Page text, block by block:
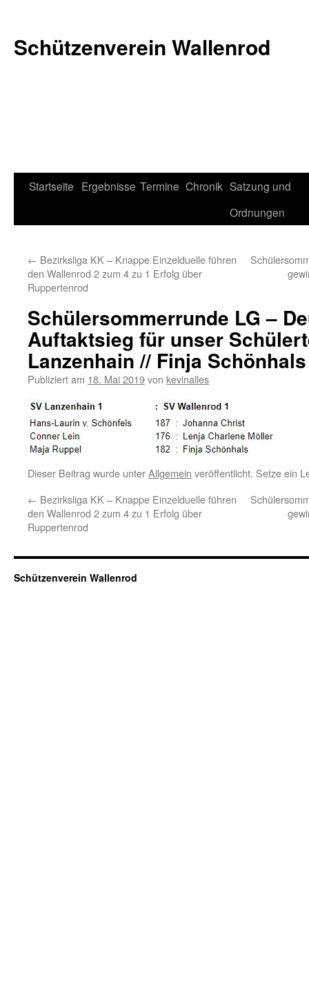
Schützenverein Wallenrod
Zum
Startseite Ergebnisse Termine Chronik Satzung und
Ordnungen
← Bezirksliga KK – Knappe Einzelduelle führen
den Wallenrod 2 zum 4 zu 1 Erfolg über
Ruppertenrod
Schülersommerrunde LG –
Auftaktsieg für unser
Lanzenhain // Finja
Publiziert am 18. Mai 2019von kevinalles
Dieser Beitrag wurde unterAllgemein veröffentlicht. Setze ein
← Bezirksliga KK – Knappe Einzelduelle führen
den Wallenrod 2 zum 4 zu 1 Erfolg über
Ruppertenrod
Schützenverein Wallenrod